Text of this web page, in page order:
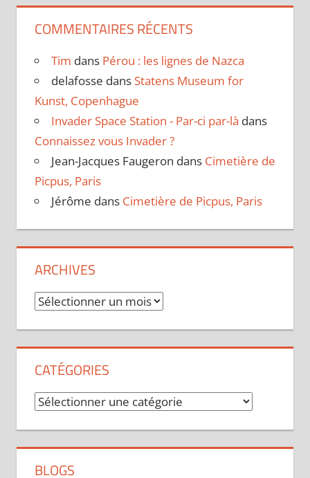
COMMENTAIRES RÉCENTS
Tim dans Pérou : les lignes de Nazca
delafosse dans Statens Museum for
Kunst, Copenhague
Invader Space Station - Par-ci par-là dans
Connaissez vous Invader ?
Jean-Jacques Faugeron dans Cimetière de
Picpus, Paris
Jérôme dans Cimetière de Picpus, Paris
ARCHIVES
Archives
CATÉGORIES
Catégories
BLOGS